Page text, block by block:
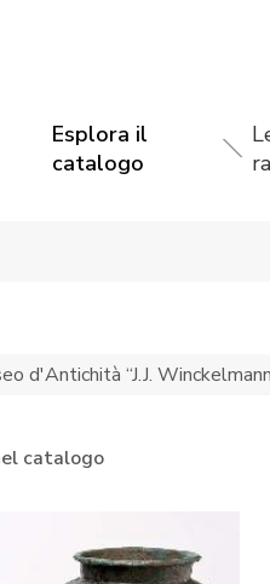
Esplora il
catalogo
d'Antichità “J.J.
catalogo